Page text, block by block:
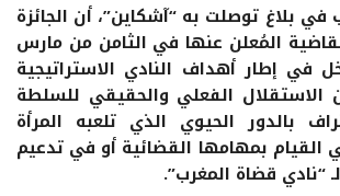
في بلاغ توصلت به “آشكاين”، أن الجائزة
المُعلن عنها في الثامن من مارس
إطار أهداف النادي الاستراتيجية
الاستقلال الفعلي والحقيقي للسلطة
بالدور الحيوي الذي تلعبه المرأة
القيام بمهامها القضائية أو في تدعيم
“نادي قضاة المغرب”.